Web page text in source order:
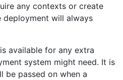
any contexts or create
deployment will always
available for any extra
system might need. It is
be passed on when a